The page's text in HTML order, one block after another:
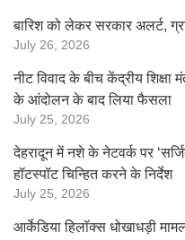
बारिश को लेकर सरकार अलर्ट,
July 26, 2026
नीट विवाद के बीच केंद्रीय शिक्षा
के आंदोलन के बाद लिया फैसला
July 25, 2026
देहरादून में नशे के नेटवर्क पर
हॉटस्पॉट चिन्हित करने के निर्देश
July 25, 2026
आर्केडिया हिलॉक्स धोखाधड़ी